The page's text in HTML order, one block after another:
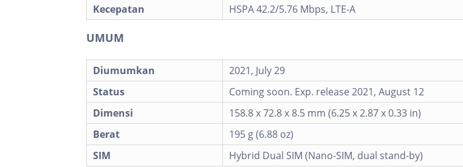
Kecepatan
HSPA 42.2/5.76 Mbps, LTE-A
UMUM
Diumumkan
2021, July 29
Status
Coming soon. Exp. release 2021, August 12
Dimensi
158.8 x 72.8 x 8.5 mm (6.25 x 2.87 x 0.33 in)
Berat
195 g (6.88 oz)
SIM
Hybrid Dual SIM (Nano-SIM, dual stand-by)